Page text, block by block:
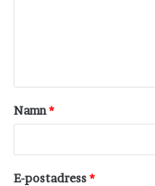
t
a
Namn*
E-postadress*